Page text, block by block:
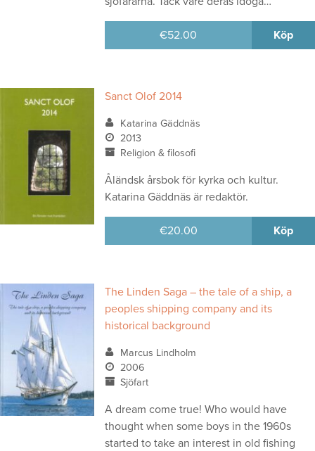
€52.00 Köp
Sanct Olof 2014
Katarina Gäddnäs
2013
Religion & filosofi
Åländsk årsbok för kyrka och kultur.
Katarina Gäddnäs är redaktör.
€20.00 Köp
The Linden Saga – the tale of a ship, a
peoples shipping company and its
historical background
Marcus Lindholm
2006
Sjöfart
A dream come true! Who would have
thought when some boys in the 1960s
started to take an interest in old fishing